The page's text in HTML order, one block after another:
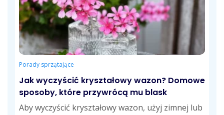
Porady sprzątające
Jak wyczyścić kryształowy wazon? Domowe
sposoby, które przywrócą mu blask
Aby wyczyścić kryształowy wazon, użyj zimnej lub